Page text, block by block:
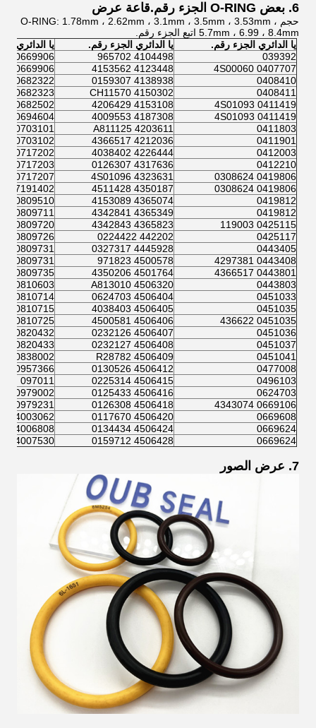
6. بعض O-RING الجزء رقم.قاعة عرض
حجم O-RING: 1.78mm ، 2.62mm ، 3.1mm ، 3.5mm ، 3.53mm ،
5.7mm ، 6.99 ، 8.4mm اتبع الجزء رقم.
يا الدائري الجزء رقم.
يا الدائري الجزء رقم.
يا الدائري
039392
4104498 965702
0669906
0407707 4S00060
4123448 4153562
0669906
0408410
4138938 0159307
0682322
0408411
4150302 CH11570
0682323
0411419 4S01093
4153108 4206429
0682502
0411419 4S01093
4187308 4009553
0694604 A811085
0411803
4203611 A811125
0703101
0411901
4212036 4366517
0703102
0412003
4226444 4038402
0717202
0412210
4317636 0126307
0717203
0419806 0308624
4323631 4S01096
0717207 A811270
0419806 0308624
4350187 4511428
07191402
0419812
4365074 4153089
0809510
0419812
4365349 4342841
0809711
0425115 119003
4365823 4342843
0809720
0425117
442202 0224422
0809726
0443405
4445928 0327317
0809731
0443408 4297381
4500578 971823
0809731
0443801 4366517
4501764 4350206
0809735
0443803
4506320 A813010
0810603
0451033
4506404 0624703
0810714
0451035
4506405 4038403
0810715
0451035 436622
4506406 4500581
0810725
0451036
4506407 0232126
0820432
0451037
4506408 0232127
0820433 TH100679
0451041
4506409 R28782
0838002
0477008
4506412 0130526
0957366 0212115
0496103
4506415 0225314
097011
0624703
4506416 0125433
0979002
0669106 4343074
4506418 0126308
0979231
0669608
4506420 0117670
4003062 0391721
0669624
4506424 0134434
4006808 955655
0669624
4506428 0159712
4007530 985100
7. عرض الصور